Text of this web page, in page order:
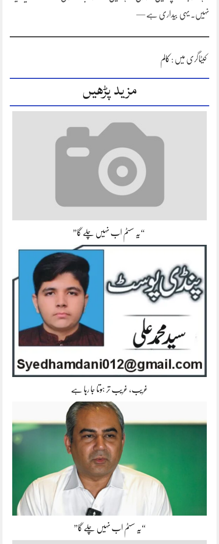
نہیں۔ یہی بیداری ہے —
کیٹاگری میں : کالم
مزید پڑھیں
“یہ سسٹم اب نہیں چلے گا”
غریب، غریب تر ہوتا جا رہا ہے
“یہ سسٹم اب نہیں چلے گا”